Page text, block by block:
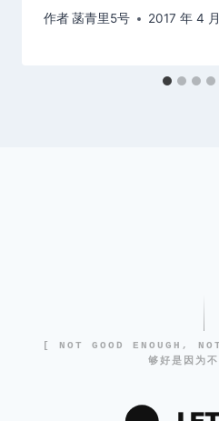
作者菡青里5号 2017 年 4
[ NOT GOOD ENOUGH,
够好是因为